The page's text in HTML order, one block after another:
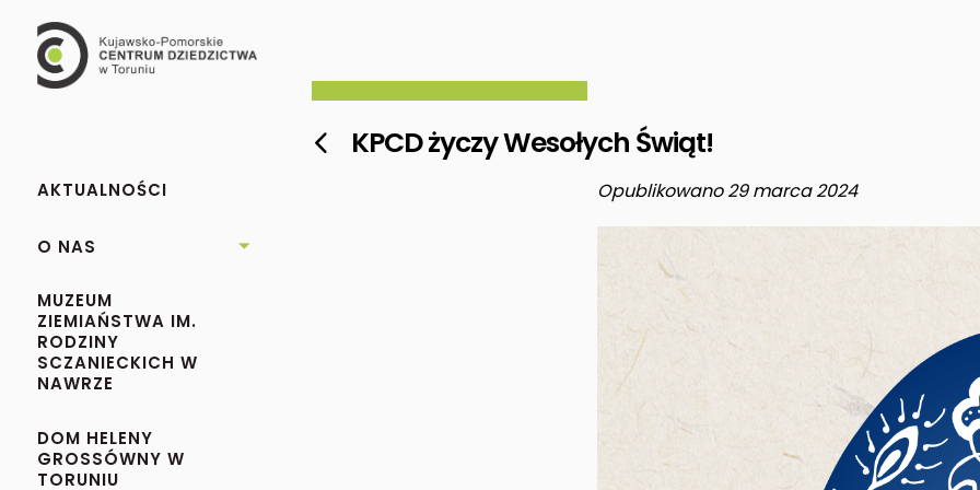
AKTUALNOŚCI
O NAS 
MUZEUM
ZIEMIAŃSTWA IM.
RODZINY
SCZANIECKICH W
NAWRZE
DOM HELENY
GROSSÓWNY W
TORUNIU
 KPCD życzy Wesołych Świąt!
Opublikowano 29 marca 2024